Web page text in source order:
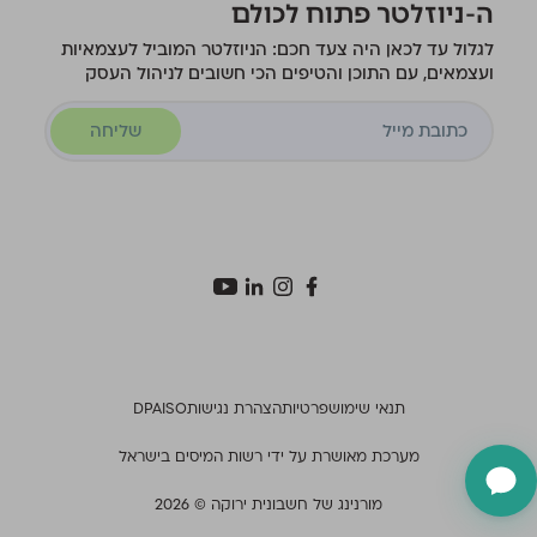
ה-ניוזלטר פתוח לכולם
לגלול עד לכאן היה צעד חכם: הניוזלטר המוביל לעצמאיות
ועצמאים, עם התוכן והטיפים הכי חשובים לניהול העסק
שליחה
תנאי שימושפרטיותהצהרת נגישותISO
DPA
מערכת מאושרת על ידי רשות המיסים בישראל
מורנינג של חשבונית ירוקה © 2026